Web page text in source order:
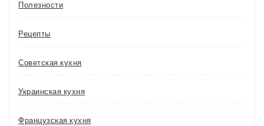
Полезности
Рецепты
Советская кухня
Украинская кухня
Французская кухня